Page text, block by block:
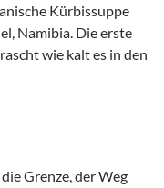
Kürbissuppe
Namibia. Die erste
wie kalt es in den
Grenze, der Weg